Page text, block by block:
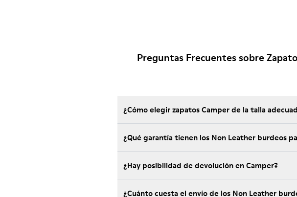
Preguntas Frecuentes sobre
¿Cómo elegir zapatos Camper de la talla
¿Qué garantía tienen los Non Leather burdeos
¿Hay posibilidad de devolución en Camper?
¿Cuánto cuesta el envío de los Non Leather